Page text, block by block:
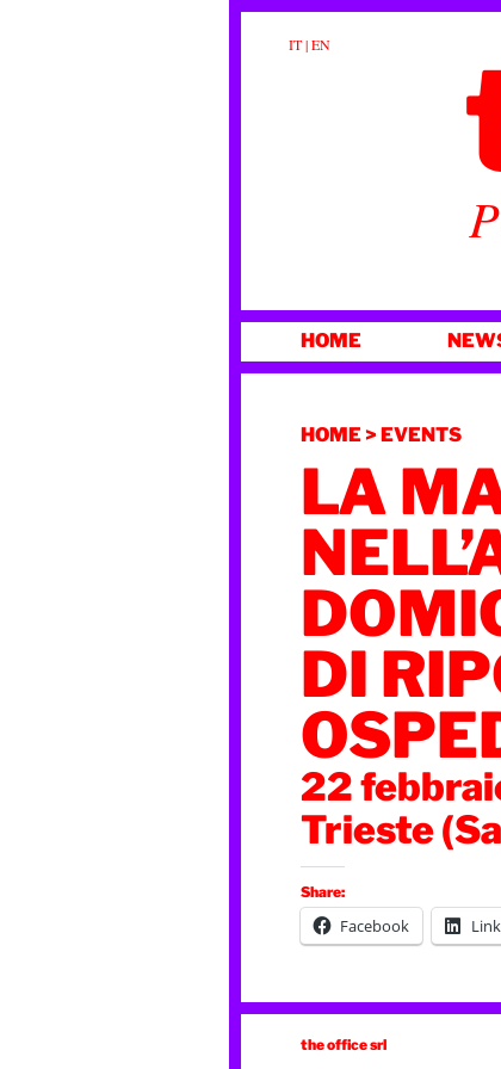
IT|EN
AL
HOME
HOME> EVENTS
LA
DI
22
Trieste
Share:
Facebook
the office srl